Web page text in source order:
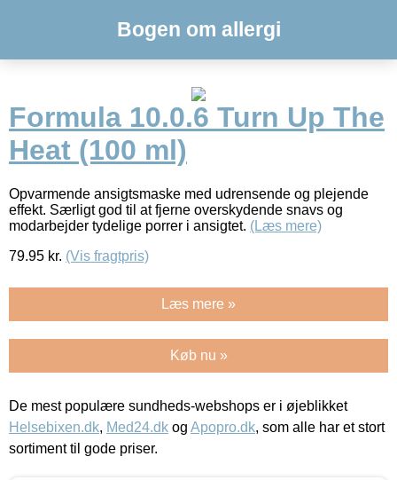
Bogen om allergi
Formula 10.0.6 Turn Up The
Heat (100 ml)
Opvarmende ansigtsmaske med udrensende og plejende
effekt. Særligt god til at fjerne overskydende snavs og
modarbejder tydelige porrer i ansigtet. (Læs mere)
79.95 kr. (Vis fragtpris)
Læs mere »
Køb nu »
De mest populære sundheds-webshops er i øjeblikket
Helsebixen.dk, Med24.dk og Apopro.dk, som alle har et stort
sortiment til gode priser.